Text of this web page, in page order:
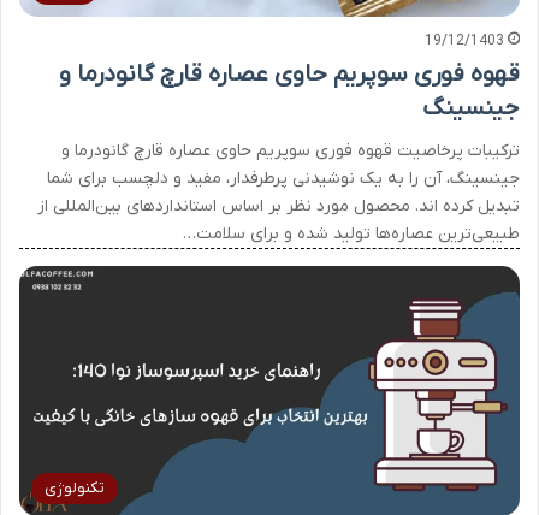
19/12/1403
قهوه فوری سوپریم حاوی عصاره قارچ گانودرما و
جینسینگ
ترکیبات پرخاصیت قهوه فوری سوپریم حاوی عصاره قارچ گانودرما و
جینسینگ، آن را به یک نوشیدنی پرطرفدار، مفید و دلچسب برای شما
تبدیل کرده اند. محصول مورد نظر بر اساس استانداردهای بین‌المللی از
طبیعی‌ترین عصاره‌ها تولید شده و برای سلامت…
تکنولوژی